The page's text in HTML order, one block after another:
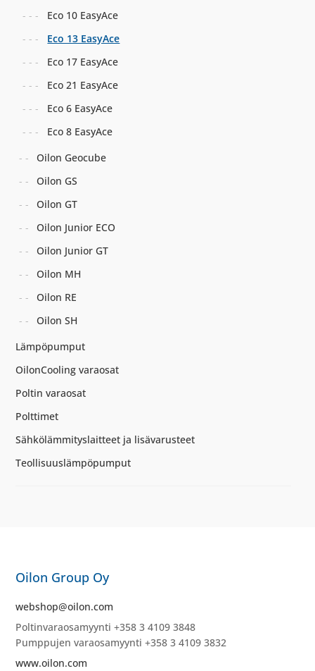
Eco 10 EasyAce
Eco 13 EasyAce
Eco 17 EasyAce
Eco 21 EasyAce
Eco 6 EasyAce
Eco 8 EasyAce
Oilon Geocube
Oilon GS
Oilon GT
Oilon Junior ECO
Oilon Junior GT
Oilon MH
Oilon RE
Oilon SH
Lämpöpumput
OilonCooling varaosat
Poltin varaosat
Polttimet
Sähkölämmityslaitteet ja lisävarusteet
Teollisuuslämpöpumput
Oilon Group Oy
webshop@oilon.com
Poltinvaraosamyynti +358 3 4109 3848
Pumppujen varaosamyynti +358 3 4109 3832
www.oilon.com